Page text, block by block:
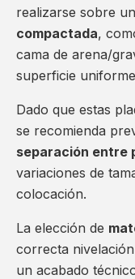
realizarse sobre
compactada,
cama de arena/
superficie
Dado que estas
se recomienda
separación entre
variaciones de
colocación.
La elección de
correcta
un acabado